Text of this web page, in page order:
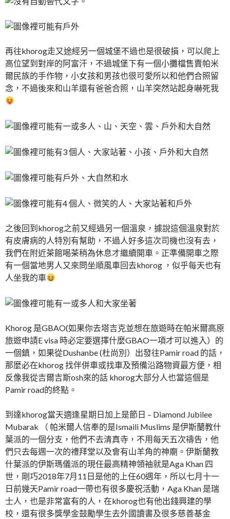
再往khorog走又途經另一個城堡不過也是很破損，可以爬上
高位望到對岸的阿富汗，不過城堡下有一個小攤檔售賣帕米
爾民族的手作物，小女孩和男孩也很可愛所以和他們合照留
念，不過後來和山羊還有爸爸合照，山羊突然站起身嚇死我
之後回到khorog之前又經過另一個溫泉，據說這個溫泉對於
有皮膚病的人特別有幫助，不過人好多這次司機也沒有去，
我們在附近茶館喝茶稍為休息才繼續開車。正準備開車之際
有一個當地男人又來問坐順風車回去khorog ，似乎每天也有
人坐我的車
Khorog 是GBAO(如果你去塔吉克並想在旅遊時在帕米爾高原
旅遊申請E visa 時必定要選擇什麼GBAO一項才可以進入）的
一個鎮，如果從Dushanbe (杜尚別）出發往Pamir road 的話，
那麼必在khorog 找伴併車或找車及預備沿路物資最方便，相
反像我從吉爾吉斯osh來的話 khorog大部分人也當這個是
Pamir road的終點。
到達khorog當天適逢星期日加上是節日 – Diamond Jubilee
Mubarak （ 帕米爾人信奉的是Ismaili Muslims 是伊斯蘭教什
葉派的一個分支，他們不去清真寺，不用每天五次禱告，他
們只去每週一次的禮拜堂以及會有山羊角的神廟。伊斯蘭教
什葉派的伊斯瑪儀派的現任最高精神領袖就是Aga Khan 四
世，剛巧2018年7月11日是他的上任60週年，所以七月十一
日前幾天Pamir road一帶也有很多慶祝活動，Aga Khan 是瑞
士人，也是非常富有的人，在khorog也有他出錢興建的學
校，還有很多獎學金鼓勵學生去外國讀書及很多慈善基金